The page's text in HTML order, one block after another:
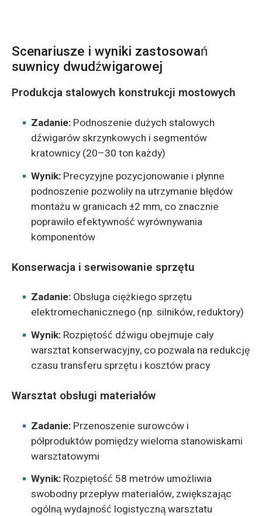
Scenariusze i wyniki zastosowań
suwnicy dwudźwigarowej
Produkcja stalowych konstrukcji mostowych
Zadanie: Podnoszenie dużych stalowych
dźwigarów skrzynkowych i segmentów
kratownicy (20–30 ton każdy)
Wynik: Precyzyjne pozycjonowanie i płynne
podnoszenie pozwoliły na utrzymanie błędów
montażu w granicach ±2 mm, co znacznie
poprawiło efektywność wyrównywania
komponentów
Konserwacja i serwisowanie sprzętu
Zadanie: Obsługa ciężkiego sprzętu
elektromechanicznego (np. silników, reduktory)
Wynik: Rozpiętość dźwigu obejmuje cały
warsztat konserwacyjny, co pozwala na redukcję
czasu transferu sprzętu i kosztów pracy
Warsztat obsługi materiałów
Zadanie: Przenoszenie surowców i
półproduktów pomiędzy wieloma stanowiskami
warsztatowymi
Wynik: Rozpiętość 58 metrów umożliwia
swobodny przepływ materiałów, zwiększając
ogólną wydajność logistyczną warsztatu